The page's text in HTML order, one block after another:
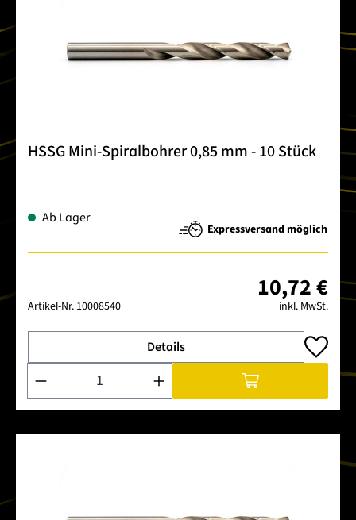
HSSG Mini-Spiralbohrer 0,85 mm - 10 Stück
Ab Lager
Expressversand möglich
Artikel-Nr. 10008540
10,72 €
inkl. MwSt.
Details
Produkt Anzahl: Gib den gewünschten Wert ein oder